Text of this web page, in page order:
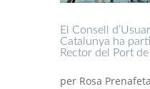
El Consell
Catalunya ha
Rector del Port
per Rosa Prenafeta